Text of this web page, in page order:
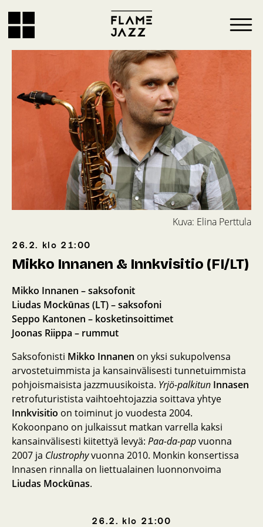
Kuva: Elina Perttula
26.2. klo 21:00
26.2. klo 21:00
Mikko Innanen & Innkvisitio (FI/LT)
Mikko Innanen – saksofonit
Liudas Mockūnas (LT) – saksofoni
Seppo Kantonen – kosketinsoittimet
Joonas Riippa – rummut
Saksofonisti Mikko Innanen on yksi sukupolvensa
arvostetuimmista ja kansainvälisesti tunnetuimmista
pohjoismaisista jazzmuusikoista. Yrjö-palkitun Innasen
retrofuturistista vaihtoehtojazzia soittava yhtye
Innkvisitio on toiminut jo vuodesta 2004.
Kokoonpano on julkaissut matkan varrella kaksi
kansainvälisesti kiitettyä levyä: Paa-da-papvuonna
2007 ja Clustrophyvuonna 2010. Monkin konsertissa
Innasen rinnalla on liettualainen luonnonvoima
Liudas Mockūnas.